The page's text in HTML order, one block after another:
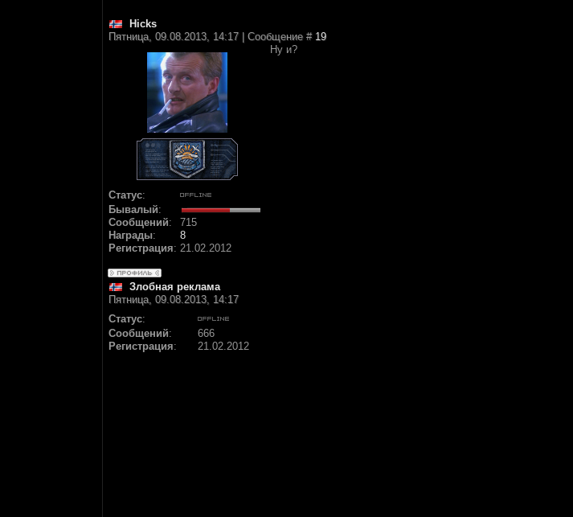
Hicks
Пятница, 09.08.2013, 14:17 | Сообщение # 19
Статус:
Бывалый:
Сообщений:
715
Награды:
8
Регистрация: 21.02.2012
Ну и?
Злобная реклама
Пятница, 09.08.2013, 14:17
Статус:
Сообщений:
666
Регистрация: 21.02.2012